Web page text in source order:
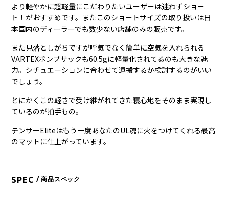
より軽やかに超軽量にこだわりたいユーザーは迷わずショー
ト！がおすすめです。またこのショートサイズの取り扱いは日
本国内のディーラーでも数少ない店舗のみの販売です。
また見落としがちですが呼気でなく簡単に空気を入れられる
VARTEXポンプサックも60.5gに軽量化されてるのも大きな魅
力。シチュエーションに合わせて運搬するか検討するのがいい
でしょう。
とにかくこの軽さで受け継がれてきた寝心地をそのまま実現し
ているのが拍手もの。
テンサーEliteはもう一度あなたのUL魂に火をつけてくれる最高
のマットに仕上がっています。
SPEC / 商品スペック